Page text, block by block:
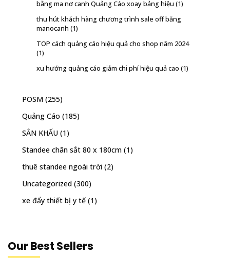
bằng ma nơ canh Quảng Cáo xoay bảng hiệu (1)
thu hút khách hàng chương trình sale off bằng
manocanh (1)
TOP cách quảng cáo hiệu quả cho shop năm 2024
(1)
xu hướng quảng cáo giảm chi phí hiệu quả cao (1)
POSM (255)
Quảng Cáo (185)
SÂN KHẤU (1)
Standee chân sắt 80 x 180cm (1)
thuê standee ngoài trời (2)
Uncategorized (300)
xe đẩy thiết bị y tế (1)
Our Best Sellers